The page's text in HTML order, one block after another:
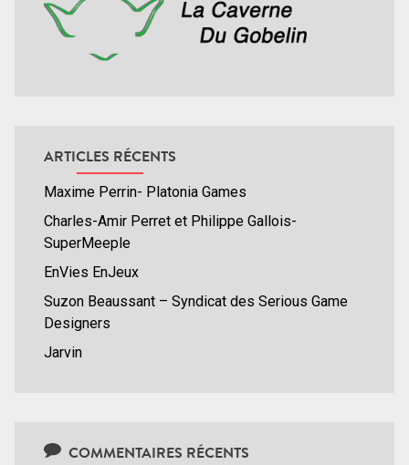
ARTICLES RÉCENTS
Maxime Perrin- Platonia Games
Charles-Amir Perret et Philippe Gallois-
SuperMeeple
EnVies EnJeux
Suzon Beaussant – Syndicat des Serious Game
Designers
Jarvin
COMMENTAIRES RÉCENTS